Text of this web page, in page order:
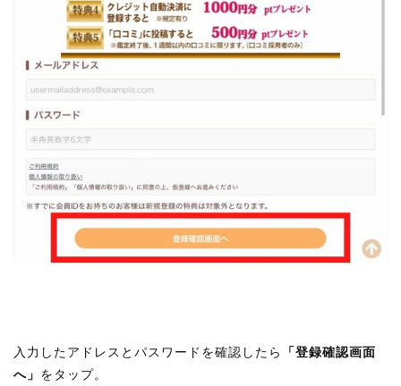
入力したアドレスとパスワードを確認したら
「登録確認画面
へ」 をタップ。